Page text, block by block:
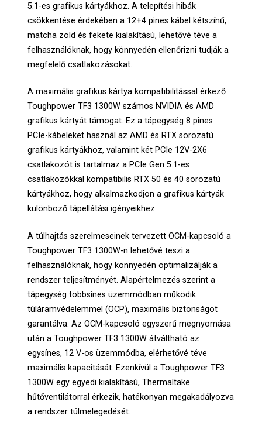
5.1-es grafikus kártyákhoz. A telepítési hibák
csökkentése érdekében a 12+4 pines kábel kétszínű,
matcha zöld és fekete kialakítású, lehetővé téve a
felhasználóknak, hogy könnyedén ellenőrizni tudják a
megfelelő csatlakozásokat.
A maximális grafikus kártya kompatibilitással érkező
Toughpower TF3 1300W számos NVIDIA és AMD
grafikus kártyát támogat. Ez a tápegység 8 pines
PCIe-kábeleket használ az AMD és RTX sorozatú
grafikus kártyákhoz, valamint két PCIe 12V-2X6
csatlakozót is tartalmaz a PCIe Gen 5.1-es
csatlakozókkal kompatibilis RTX 50 és 40 sorozatú
kártyákhoz, hogy alkalmazkodjon a grafikus kártyák
különböző tápellátási igényeikhez.
A túlhajtás szerelmeseinek tervezett OCM-kapcsoló a
Toughpower TF3 1300W-n lehetővé teszi a
felhasználóknak, hogy könnyedén optimalizálják a
rendszer teljesítményét. Alapértelmezés szerint a
tápegység többsínes üzemmódban működik
túláramvédelemmel (OCP), maximális biztonságot
garantálva. Az OCM-kapcsoló egyszerű megnyomása
után a Toughpower TF3 1300W átváltható az
egysínes, 12 V-os üzemmódba, elérhetővé téve
maximális kapacitását. Ezenkívül a Toughpower TF3
1300W egy egyedi kialakítású, Thermaltake
hűtőventilátorral érkezik, hatékonyan megakadályozva
a rendszer túlmelegedését.